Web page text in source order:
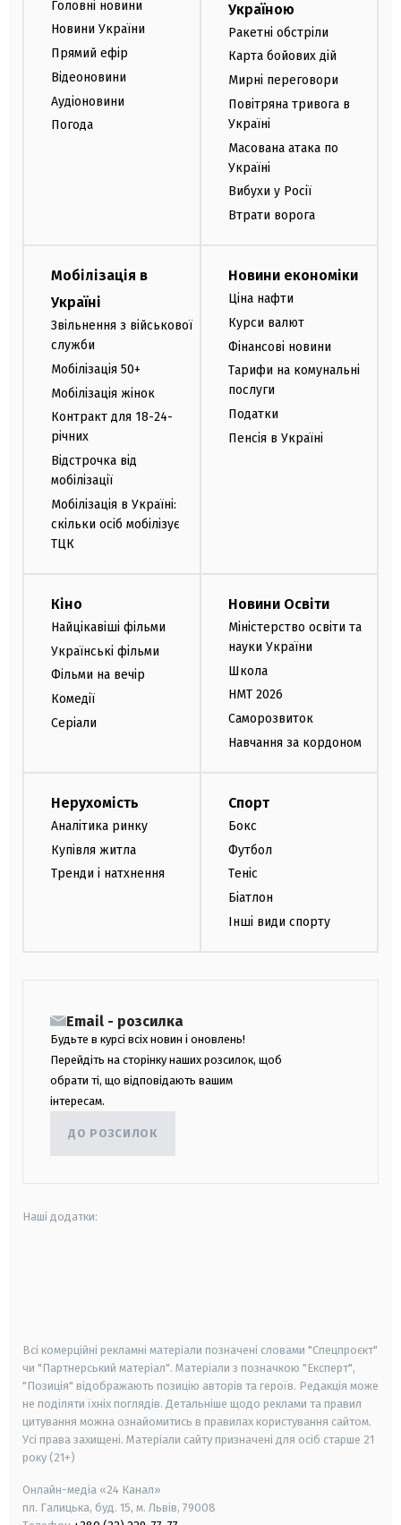
Головні новини
Новини України
Прямий ефір
Відеоновини
Аудіоновини
Погода
Україною
Ракетні обстріли
Карта бойових дій
Мирні переговори
Повітряна тривога в
Україні
Масована атака по
Україні
Вибухи у Росії
Втрати ворога
Мобілізація в
Україні
Звільнення з військової
служби
Мобілізація 50+
Мобілізація жінок
Контракт для 18-24-
річних
Відстрочка від
мобілізації
Мобілізація в Україні:
скільки осіб мобілізує
ТЦК
Новини економіки
Ціна нафти
Курси валют
Фінансові новини
Тарифи на комунальні
послуги
Податки
Пенсія в Україні
Кіно
Найцікавіші фільми
Українські фільми
Фільми на вечір
Комедії
Серіали
Новини Освіти
Міністерство освіти та
науки України
Школа
НМТ 2026
Саморозвиток
Навчання за кордоном
Нерухомість
Аналітика ринку
Купівля житла
Тренди і натхнення
Спорт
Бокс
Футбол
Теніс
Біатлон
Інші види спорту
Email - розсилка
Будьте в курсі всіх новин і оновлень!
Перейдіть на сторінку наших розсилок, щоб
обрати ті, що відповідають вашим
інтересам.
ДО РОЗСИЛОК
Наші додатки:
Всі комерційні рекламні матеріали позначені словами "Спецпроєкт"
чи "Партнерський матеріал". Матеріали з позначкою "Експерт",
"Позиція" відображають позицію авторів та героїв. Редакція може
не поділяти їхніх поглядів. Детальніше щодо реклами та правил
цитування можна ознайомитись в правилах користування сайтом.
Усі права захищені. Матеріали сайту призначені для осіб старше 21
року (21+)
Онлайн-медіа «24 Канал»
пл. Галицька, буд. 15, м. Львів, 79008